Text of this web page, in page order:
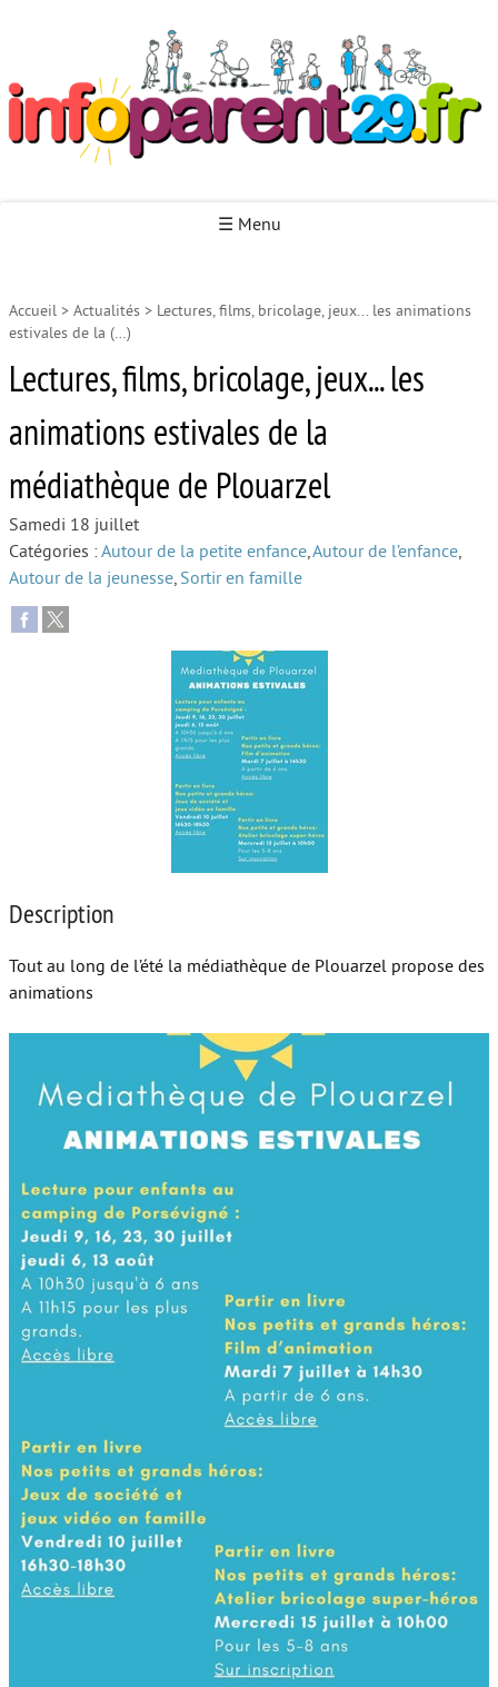
☰ Menu
Accueil
Autour de la petite enfance
Autour de l’enfance
Autour de la jeunesse
Protéger les enfants
Face au deuil
Sortir en famille
Vie de couple
Aide aux parents
Place aux grands-parents
Accueil > Actualités > Lectures, films, bricolage, jeux... les animations
estivales de la (…)
Lectures, films, bricolage, jeux... les
animations estivales de la
médiathèque de Plouarzel
Samedi 18 juillet
Catégories :Autour de la petite enfance,Autour de l’enfance,
Autour de la jeunesse, Sortir en famille
Description
Tout au long de l’été la médiathèque de Plouarzel propose des
animations